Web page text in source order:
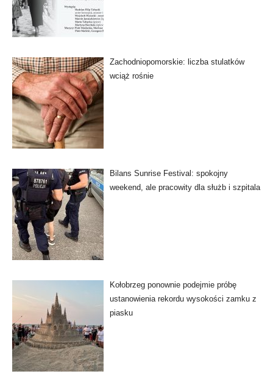
Zachodniopomorskie: liczba stulatków
wciąż rośnie
Bilans Sunrise Festival: spokojny
weekend, ale pracowity dla służb i szpitala
Kołobrzeg ponownie podejmie próbę
ustanowienia rekordu wysokości zamku z
piasku